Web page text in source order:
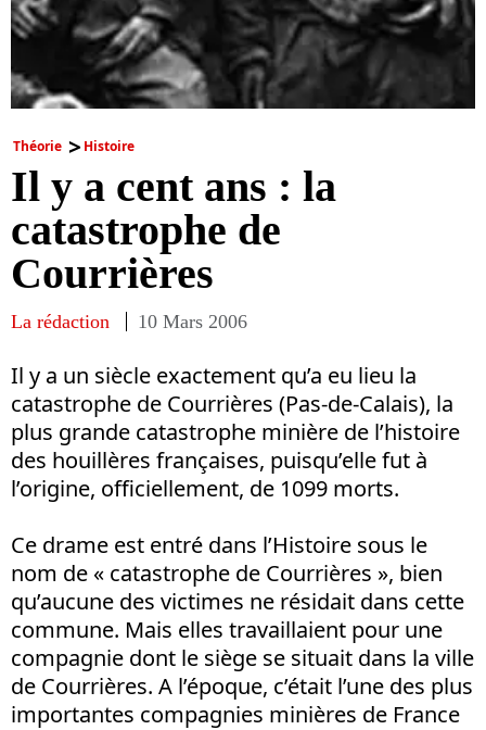
Théorie Histoire
Il y a cent ans : la
catastrophe de
Courrières
La rédaction 10 Mars 2006
Il y a un siècle exactement qu’a eu lieu la
catastrophe de Courrières (Pas-de-Calais), la
plus grande catastrophe minière de l’histoire
des houillères françaises, puisqu’elle fut à
l’origine, officiellement, de 1099 morts.
Ce drame est entré dans l’Histoire sous le
nom de « catastrophe de Courrières », bien
qu’aucune des victimes ne résidait dans cette
commune. Mais elles travaillaient pour une
compagnie dont le siège se situait dans la ville
de Courrières. A l’époque, c’était l’une des plus
importantes compagnies minières de France